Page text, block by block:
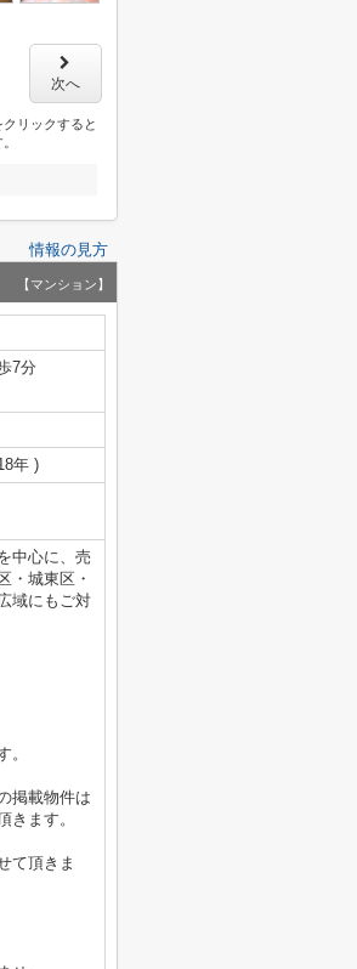
次へ
リックすると
情報の見方
【マンション】
7分
年 )
中心に、売
・城東区・
域にもご対
。
掲載物件は
きます。
て頂きま